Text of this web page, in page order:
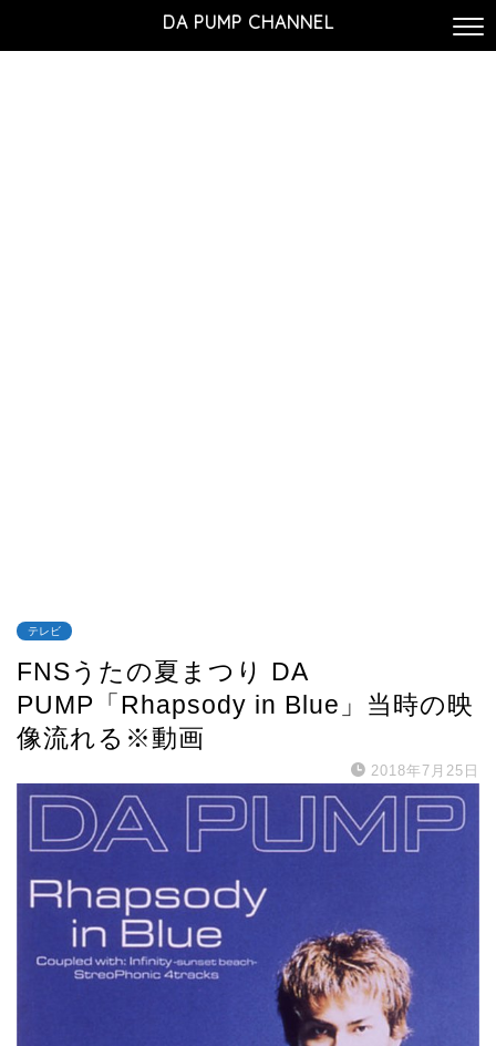
DA PUMP CHANNEL
テレビ
FNSうたの夏まつり DA
PUMP「Rhapsody in Blue」当時の映
像流れる※動画
2018年7月25日